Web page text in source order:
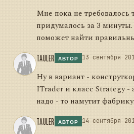
Мне пока не требовалось
придумалось за 3
поможет найти
TAULER АВТОР 13 сентября
Ну в вариант -
ITrader и класс Strategy -
надо - то намутит фабрику.
TAULER АВТОР 14 сентября